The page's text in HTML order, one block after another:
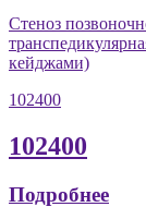
Стеноз
кейджами)
102400
102400
Подробнее